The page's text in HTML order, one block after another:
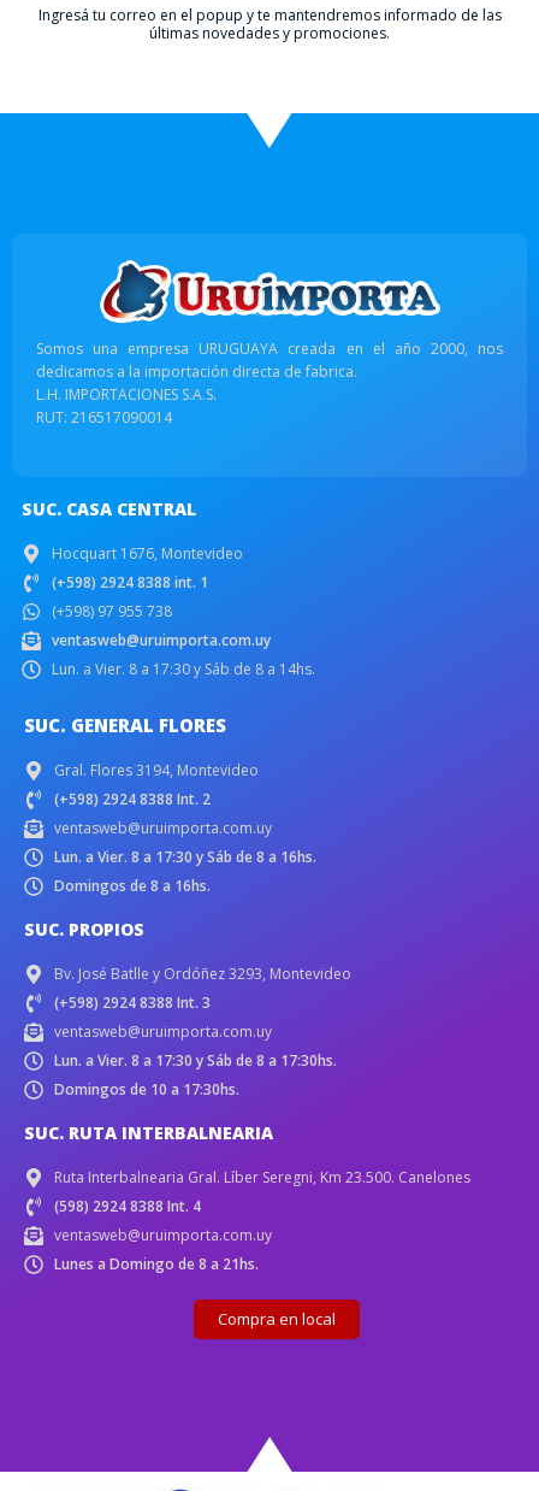
Ingresá tu correo en el popup y te mantendremos informado de las
últimas novedades y promociones.
Somos una empresa URUGUAYA creada en el año 2000, nos
dedicamos a la importación directa de fabrica.
L.H. IMPORTACIONES S.A.S.
RUT: 216517090014
SUC. CASA CENTRAL
Hocquart 1676, Montevideo
(+598) 2924 8388 int. 1
(+598) 97 955 738
ventasweb@uruimporta.com.uy
Lun. a Vier. 8 a 17:30 y Sáb de 8 a 14hs.
SUC. GENERAL FLORES
Gral. Flores 3194, Montevideo
(+598) 2924 8388 Int. 2
ventasweb@uruimporta.com.uy
Lun. a Vier. 8 a 17:30 y Sáb de 8 a 16hs.
Domingos de 8 a 16hs.
SUC. PROPIOS
Bv. José Batlle y Ordóñez 3293, Montevideo
(+598) 2924 8388 Int. 3
ventasweb@uruimporta.com.uy
Lun. a Vier. 8 a 17:30 y Sáb de 8 a 17:30hs.
Domingos de 10 a 17:30hs.
SUC. RUTA INTERBALNEARIA
Ruta Interbalnearia Gral. Líber Seregni, Km 23.500. Canelones
(598) 2924 8388 Int. 4
ventasweb@uruimporta.com.uy
Lunes a Domingo de 8 a 21hs.
Compra en local